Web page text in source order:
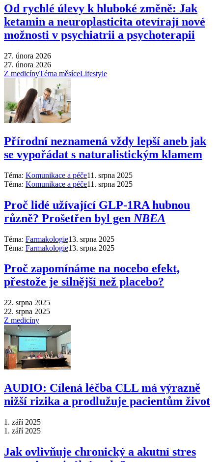
Od rychlé úlevy k hluboké změně: Jak
ketamin a neuroplasticita otevírají nové
možnosti v psychiatrii a psychoterapii
27. února 2026
27. února 2026
Z medicínyTéma měsíceLifestyle
Přírodní neznamená vždy lepší aneb jak
se vypořádat s naturalistickým klamem
Téma: Komunikace a péče11. srpna 2025
Téma: Komunikace a péče11. srpna 2025
Proč lidé užívající GLP-1RA hubnou
různě? Prošetřen byl gen NBEA
Téma: Farmakologie13. srpna 2025
Téma: Farmakologie13. srpna 2025
Proč zapomínáme na nocebo efekt,
přestože je silnější než placebo?
22. srpna 2025
22. srpna 2025
Z medicíny
AUDIO: Cílená léčba CLL má výrazně
nižší rizika a prodlužuje pacientům život
1. září 2025
1. září 2025
Jak ovlivňuje chronický a akutní stres